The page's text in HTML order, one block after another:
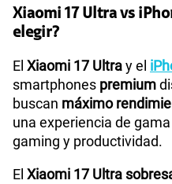
Xiaomi 17 Ultra vs
elegir?
El Xiaomi 17 Ultray el
smartphones premium
buscan máximo
una experiencia de
gaming y productividad.
El Xiaomi 17 Ultra